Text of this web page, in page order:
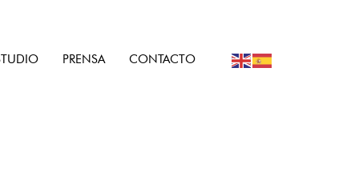
PRENSA CONTACTO